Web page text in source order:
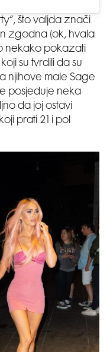
što valjda znači
zgodna (ok, hvala
nekako pokazati
su tvrdili da su
njihove male Sage
posjeduje neka
da joj ostavi
prati 21 i pol